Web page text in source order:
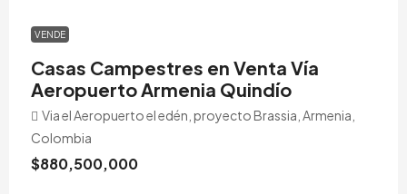
VENDE
Casas Campestres en Venta Vía
Aeropuerto Armenia Quindío
Via el Aeropuerto el edén, proyecto Brassia, Armenia,
Colombia
$880,500,000